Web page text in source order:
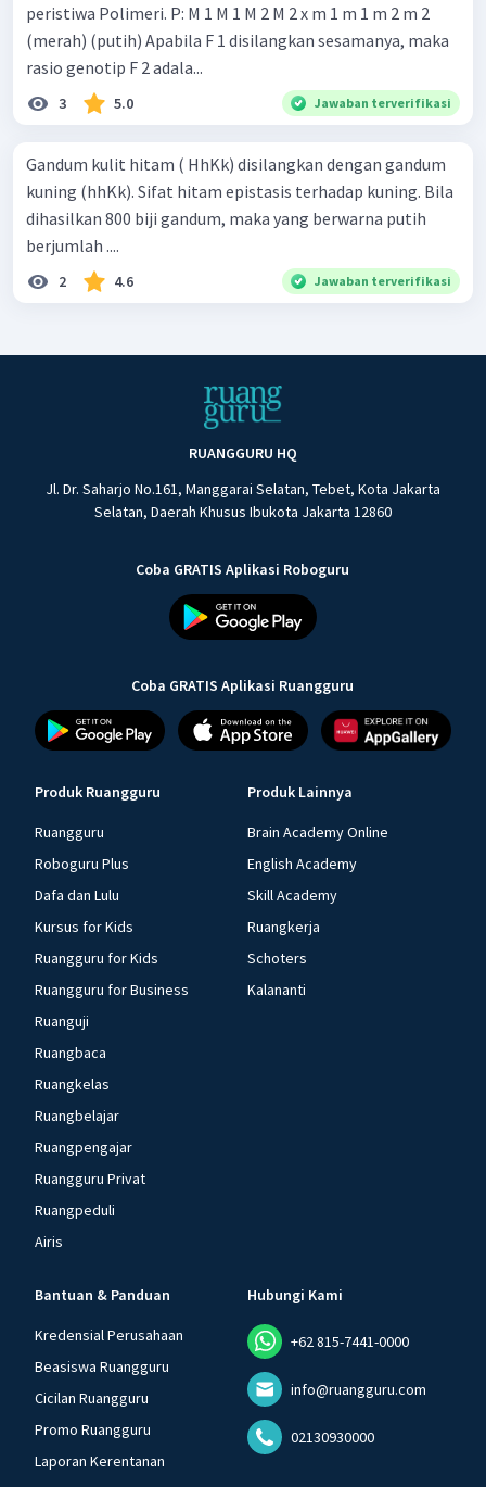
peristiwa Polimeri. P: M 1 M 1 M 2 M 2 x m 1 m 1 m 2 m 2
(merah) (putih) Apabila F 1 disilangkan sesamanya, maka
rasio genotip F 2 adala...
3 5.0 Jawaban terverifikasi
Gandum kulit hitam ( HhKk) disilangkan dengan gandum
kuning (hhKk). Sifat hitam epistasis terhadap kuning. Bila
dihasilkan 800 biji gandum, maka yang berwarna putih
berjumlah ....
2 4.6 Jawaban terverifikasi
RUANGGURU HQ
Jl. Dr. Saharjo No.161, Manggarai Selatan, Tebet, Kota Jakarta
Selatan, Daerah Khusus Ibukota Jakarta 12860
Coba GRATIS Aplikasi Roboguru
Coba GRATIS Aplikasi Ruangguru
Produk Ruangguru
Ruangguru
Roboguru Plus
Dafa dan Lulu
Kursus for Kids
Ruangguru for Kids
Ruangguru for Business
Ruanguji
Ruangbaca
Ruangkelas
Ruangbelajar
Ruangpengajar
Ruangguru Privat
Ruangpeduli
Airis
Produk Lainnya
Brain Academy Online
English Academy
Skill Academy
Ruangkerja
Schoters
Kalananti
Bantuan & Panduan
Kredensial Perusahaan
Beasiswa Ruangguru
Cicilan Ruangguru
Promo Ruangguru
Laporan Kerentanan
Hubungi Kami
+62 815-7441-0000
info@ruangguru.com
02130930000